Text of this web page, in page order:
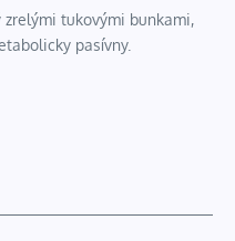
zrelými tukovými bunkami,
pasívny.